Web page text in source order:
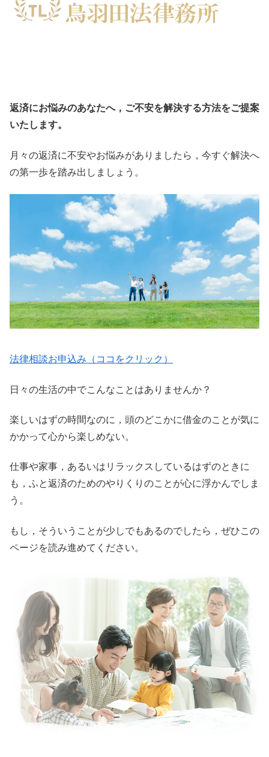
返済にお悩みのあなたへ，ご不安を解決する方法をご提案
いたします。
月々の返済に不安やお悩みがありましたら，今すぐ解決へ
の第一歩を踏み出しましょう。
法律相談お申込み（ココをクリック）
日々の生活の中でこんなことはありませんか？
楽しいはずの時間なのに，頭のどこかに借金のことが気に
かかって心から楽しめない。
仕事や家事，あるいはリラックスしているはずのときに
も，ふと返済のためのやりくりのことが心に浮かんでしま
う。
もし，そういうことが少しでもあるのでしたら，ぜひこの
ページを読み進めてください。